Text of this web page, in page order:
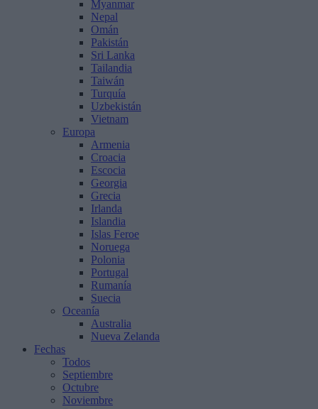
Myanmar
Nepal
Omán
Pakistán
Sri Lanka
Tailandia
Taiwán
Turquía
Uzbekistán
Vietnam
Europa
Armenia
Croacia
Escocia
Georgia
Grecia
Irlanda
Islandia
Islas Feroe
Noruega
Polonia
Portugal
Rumanía
Suecia
Oceanía
Australia
Nueva Zelanda
Fechas
Todos
Septiembre
Octubre
Noviembre